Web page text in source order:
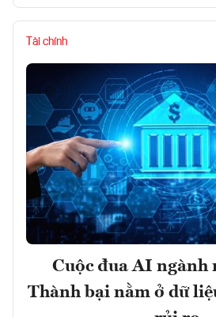
Tài chính
Cuộc đua AI ngành
Thành bại nằm ở dữ